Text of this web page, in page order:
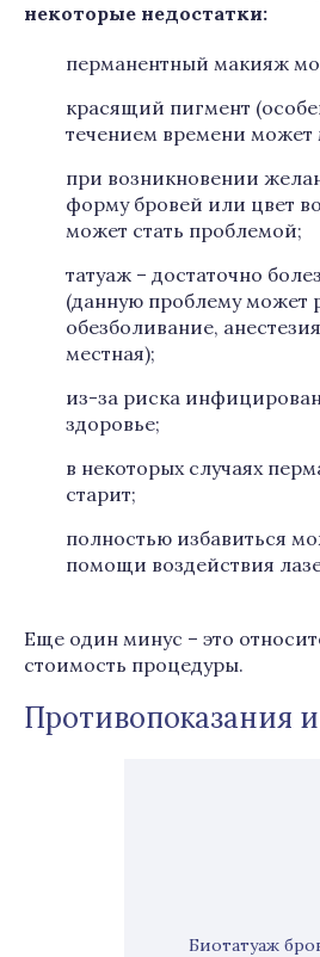
некоторые недостатки:
перманентный макияж
красящий пигмент
течением времени может
при возникновении
форму бровей или цвет
может стать проблемой;
татуаж – достаточно
(данную проблему может
обезболивание,
местная);
из-за риска
здоровье;
в некоторых случаях
старит;
полностью избавиться
помощи воздействия
Еще один минус – это
стоимость процедуры.
Противопоказания
Биотатуаж